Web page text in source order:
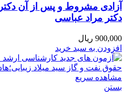
آزادی مشروط و پس از آن دکتر
دکتر مراد عباسی
900,000 ریال
افزودن به سبد خرید
مشاهده سریع
بستن